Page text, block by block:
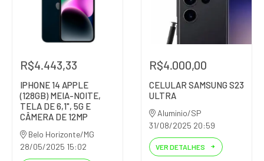
R$4.443,33
IPHONE 14 APPLE
(128GB) MEIA-NOITE,
TELA DE 6,1", 5G E
CÂMERA DE 12MP
Belo Horizonte/MG
28/05/2025 15:02
R$4.000,00
CELULAR SAMSUNG S23
ULTRA
Aluminio/SP
31/08/2025 20:59
VER DETALHES